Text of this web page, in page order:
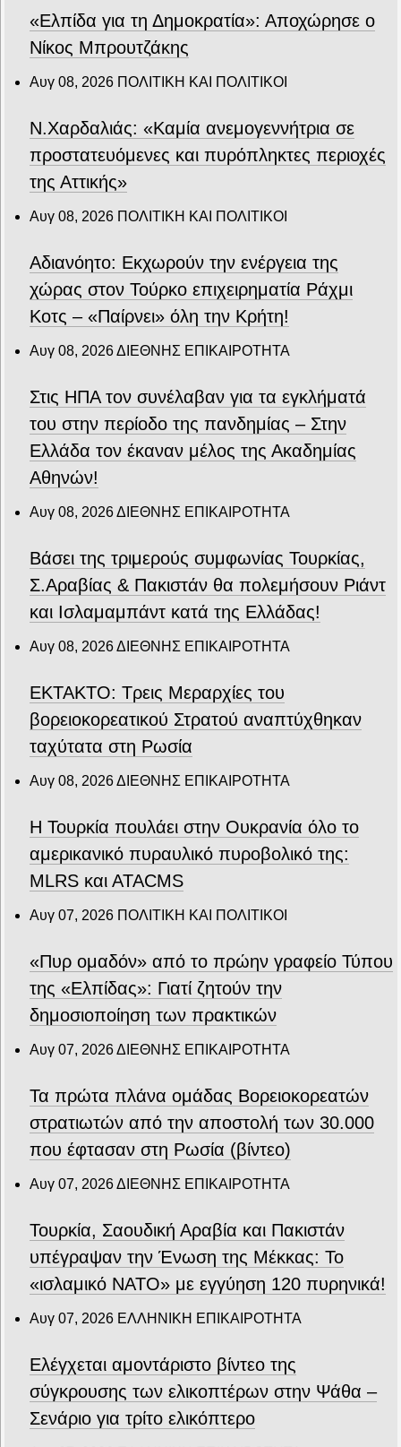
«Ελπίδα για τη Δημοκρατία»: Αποχώρησε ο
Νίκος Μπρουτζάκης
Αυγ 08, 2026 ΠΟΛΙΤΙΚΗ ΚΑΙ ΠΟΛΙΤΙΚΟΙ
Ν.Χαρδαλιάς: «Καμία ανεμογεννήτρια σε
προστατευόμενες και πυρόπληκτες περιοχές
της Αττικής»
Αυγ 08, 2026 ΠΟΛΙΤΙΚΗ ΚΑΙ ΠΟΛΙΤΙΚΟΙ
Αδιανόητο: Εκχωρούν την ενέργεια της
χώρας στον Τούρκο επιχειρηματία Ράχμι
Κοτς – «Παίρνει» όλη την Κρήτη!
Αυγ 08, 2026ΔΙΕΘΝΗΣ ΕΠΙΚΑΙΡΟΤΗΤΑ
Στις ΗΠΑ τον συνέλαβαν για τα εγκλήματά
του στην περίοδο της πανδημίας – Στην
Ελλάδα τον έκαναν μέλος της Ακαδημίας
Αθηνών!
Αυγ 08, 2026ΔΙΕΘΝΗΣ ΕΠΙΚΑΙΡΟΤΗΤΑ
Βάσει της τριμερούς συμφωνίας Τουρκίας,
Σ.Αραβίας & Πακιστάν θα πολεμήσουν Ριάντ
και Ισλαμαμπάντ κατά της Ελλάδας!
Αυγ 08, 2026ΔΙΕΘΝΗΣ ΕΠΙΚΑΙΡΟΤΗΤΑ
ΕΚΤΑΚΤΟ: Τρεις Μεραρχίες του
βορειοκορεατικού Στρατού αναπτύχθηκαν
ταχύτατα στη Ρωσία
Αυγ 08, 2026ΔΙΕΘΝΗΣ ΕΠΙΚΑΙΡΟΤΗΤΑ
Η Τουρκία πουλάει στην Ουκρανία όλο το
αμερικανικό πυραυλικό πυροβολικό της:
MLRS και ΑΤΑCMS
Αυγ 07, 2026 ΠΟΛΙΤΙΚΗ ΚΑΙ ΠΟΛΙΤΙΚΟΙ
«Πυρ ομαδόν» από το πρώην γραφείο Τύπου
της «Ελπίδας»: Γιατί ζητούν την
δημοσιοποίηση των πρακτικών
Αυγ 07, 2026ΔΙΕΘΝΗΣ ΕΠΙΚΑΙΡΟΤΗΤΑ
Τα πρώτα πλάνα ομάδας Βορειοκορεατών
στρατιωτών από την αποστολή των 30.000
που έφτασαν στη Ρωσία (βίντεο)
Αυγ 07, 2026ΔΙΕΘΝΗΣ ΕΠΙΚΑΙΡΟΤΗΤΑ
Τουρκία, Σαουδική Αραβία και Πακιστάν
υπέγραψαν την Ένωση της Μέκκας: Το
«ισλαμικό ΝΑΤΟ» με εγγύηση 120 πυρηνικά!
Αυγ 07, 2026 ΕΛΛΗΝΙΚΗ ΕΠΙΚΑΙΡΟΤΗΤΑ
Ελέγχεται αμοντάριστο βίντεο της
σύγκρουσης των ελικοπτέρων στην Ψάθα –
Σενάριο για τρίτο ελικόπτερο